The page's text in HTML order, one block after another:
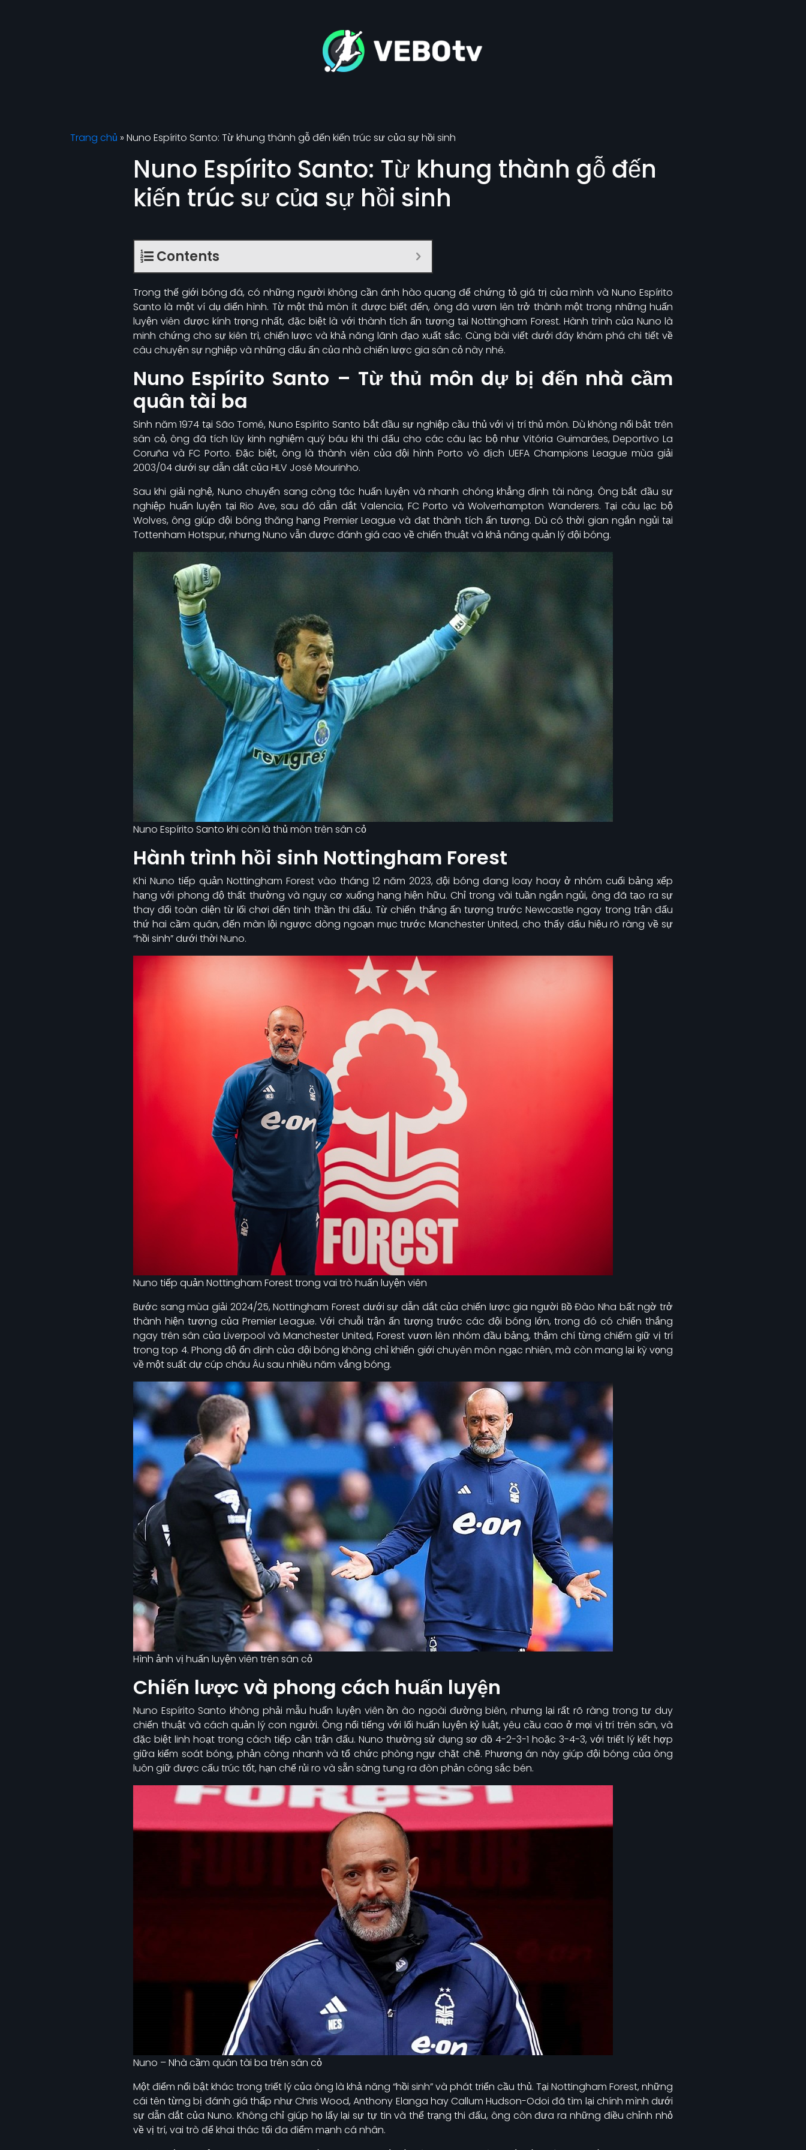
Trang chủ » Nuno Espírito Santo: Từ khung thành gỗ đến kiến trúc sư của sự hồi sinh
Nuno Espírito Santo: Từ khung thành gỗ đến
kiến trúc sư của sự hồi sinh
Contents
Trong thế giới bóng đá, có những người không cần ánh hào quang để chứng tỏ giá trị của mình và Nuno Espírito
Santo là một ví dụ điển hình. Từ một thủ môn ít được biết đến, ông đã vươn lên trở thành một trong những huấn
luyện viên được kính trọng nhất, đặc biệt là với thành tích ấn tượng tại Nottingham Forest. Hành trình của Nuno là
minh chứng cho sự kiên trì, chiến lược và khả năng lãnh đạo xuất sắc.​ Cùng bài viết dưới đây khám phá chi tiết về
câu chuyện sự nghiệp và những dấu ấn của nhà chiến lược gia sân cỏ này nhé.
Nuno Espírito Santo – Từ thủ môn dự bị đến nhà cầm
quân tài ba
Sinh năm 1974 tại São Tomé, Nuno Espírito Santo bắt đầu sự nghiệp cầu thủ với vị trí thủ môn. Dù không nổi bật trên
sân cỏ, ông đã tích lũy kinh nghiệm quý báu khi thi đấu cho các câu lạc bộ như Vitória Guimarães, Deportivo La
Coruña và FC Porto. Đặc biệt, ông là thành viên của đội hình Porto vô địch UEFA Champions League mùa giải
2003/04 dưới sự dẫn dắt của HLV José Mourinho.​
Sau khi giải nghệ, Nuno chuyển sang công tác huấn luyện và nhanh chóng khẳng định tài năng. Ông bắt đầu sự
nghiệp huấn luyện tại Rio Ave, sau đó dẫn dắt Valencia, FC Porto và Wolverhampton Wanderers. Tại câu lạc bộ
Wolves, ông giúp đội bóng thăng hạng Premier League và đạt thành tích ấn tượng. Dù có thời gian ngắn ngủi tại
Tottenham Hotspur, nhưng Nuno vẫn được đánh giá cao về chiến thuật và khả năng quản lý đội bóng.​
Nuno Espírito Santo khi còn là thủ môn trên sân cỏ
Hành trình hồi sinh Nottingham Forest
Khi Nuno tiếp quản Nottingham Forest vào tháng 12 năm 2023, đội bóng đang loay hoay ở nhóm cuối bảng xếp
hạng với phong độ thất thường và nguy cơ xuống hạng hiện hữu. Chỉ trong vài tuần ngắn ngủi, ông đã tạo ra sự
thay đổi toàn diện từ lối chơi đến tinh thần thi đấu. Từ chiến thắng ấn tượng trước Newcastle ngay trong trận đấu
thứ hai cầm quân, đến màn lội ngược dòng ngoạn mục trước Manchester United, cho thấy dấu hiệu rõ ràng về sự
“hồi sinh” dưới thời Nuno.
Nuno tiếp quản Nottingham Forest trong vai trò huấn luyện viên
Bước sang mùa giải 2024/25, Nottingham Forest dưới sự dẫn dắt của chiến lược gia người Bồ Đào Nha bất ngờ trở
thành hiện tượng của Premier League. Với chuỗi trận ấn tượng trước các đội bóng lớn, trong đó có chiến thắng
ngay trên sân của Liverpool và Manchester United, Forest vươn lên nhóm đầu bảng, thậm chí từng chiếm giữ vị trí
trong top 4. Phong độ ổn định của đội bóng không chỉ khiến giới chuyên môn ngạc nhiên, mà còn mang lại kỳ vọng
về một suất dự cúp châu Âu sau nhiều năm vắng bóng.
Hình ảnh vị huấn luyện viên trên sân cỏ
Chiến lược và phong cách huấn luyện
Nuno Espírito Santo không phải mẫu huấn luyện viên ồn ào ngoài đường biên, nhưng lại rất rõ ràng trong tư duy
chiến thuật và cách quản lý con người. Ông nổi tiếng với lối huấn luyện kỷ luật, yêu cầu cao ở mọi vị trí trên sân, và
đặc biệt linh hoạt trong cách tiếp cận trận đấu. Nuno thường sử dụng sơ đồ 4-2-3-1 hoặc 3-4-3, với triết lý kết hợp
giữa kiểm soát bóng, phản công nhanh và tổ chức phòng ngự chặt chẽ. Phương án này giúp đội bóng của ông
luôn giữ được cấu trúc tốt, hạn chế rủi ro và sẵn sàng tung ra đòn phản công sắc bén.
Nuno – Nhà cầm quân tài ba trên sân cỏ
Một điểm nổi bật khác trong triết lý của ông là khả năng “hồi sinh” và phát triển cầu thủ. Tại Nottingham Forest, những
cái tên từng bị đánh giá thấp như Chris Wood, Anthony Elanga hay Callum Hudson-Odoi đã tìm lại chính mình dưới
sự dẫn dắt của Nuno. Không chỉ giúp họ lấy lại sự tự tin và thể trạng thi đấu, ông còn đưa ra những điều chỉnh nhỏ
về vị trí, vai trò để khai thác tối đa điểm mạnh cá nhân.